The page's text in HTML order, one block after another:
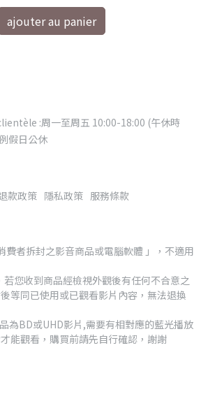
ajouter au panier
:周一至周五 10:00-18:00 (午休時
假日公休
款政策 隱私政策 服務條款
費者拆封之影音商品或電腦軟體 」，不適用
若您收到商品經檢視外觀後有任何不合意之
等同已使用或已觀看影片內容，無法退換
為BD或UHD影片,需要有相對應的藍光播放
能觀看，購買前請先自行確認，謝謝